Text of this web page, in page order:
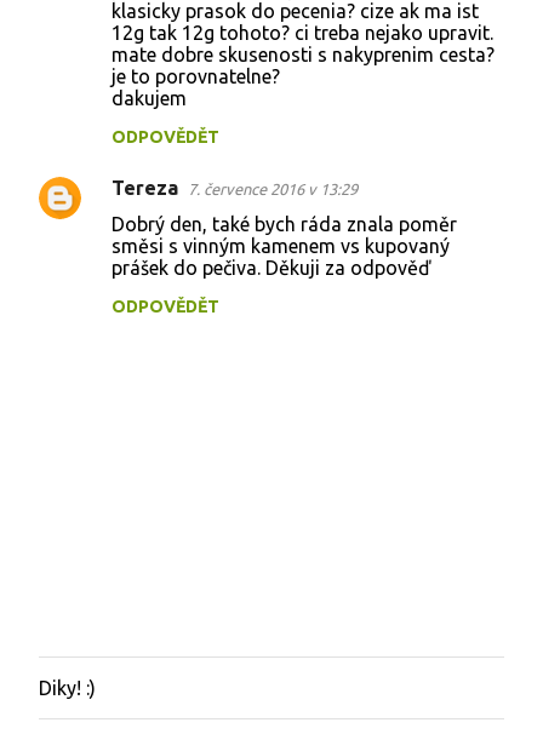
klasicky prasok do pecenia? cize ak ma ist
12g tak 12g tohoto? ci treba nejako upravit.
mate dobre skusenosti s nakyprenim cesta?
je to porovnatelne?
dakujem
ODPOVĚDĚT
Tereza 7. července 2016 v 13:29
Dobrý den, také bych ráda znala poměr
směsi s vinným kamenem vs kupovaný
prášek do pečiva. Děkuji za odpověď
ODPOVĚDĚT
O
k
Diky! :)